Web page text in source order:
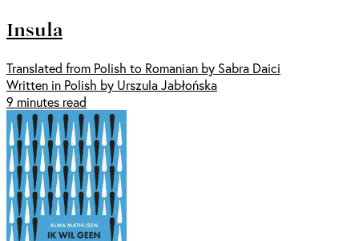
Insula
Translated from Polish to Romanian by Sabra Daici
Written in Polish by Urszula Jabłońska
9 minutes read